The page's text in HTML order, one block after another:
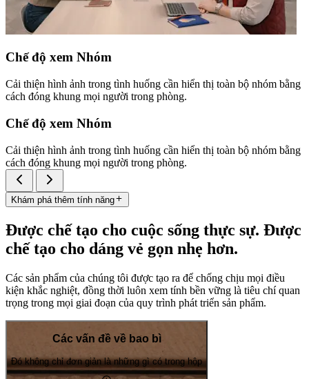
Chế độ xem Nhóm
Cải thiện hình ảnh trong tình huống cần hiển thị toàn bộ nhóm bằng
cách đóng khung mọi người trong phòng.
Chế độ xem Nhóm
Cải thiện hình ảnh trong tình huống cần hiển thị toàn bộ nhóm bằng
cách đóng khung mọi người trong phòng.
Khám phá thêm tính năng
Được chế tạo cho cuộc sống thực sự. Được
chế tạo cho dáng vẻ gọn nhẹ hơn.
Các sản phẩm của chúng tôi được tạo ra để chống chịu mọi điều
kiện khắc nghiệt, đồng thời luôn xem tính bền vững là tiêu chí quan
trọng trong mọi giai đoạn của quy trình phát triển sản phẩm.
Các vấn đề về bao bì
Đó không chỉ đơn giản là những gì có trong hộp